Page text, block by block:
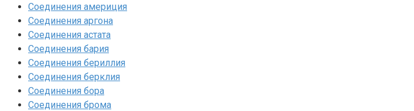
Соединения америция‎
Соединения аргона‎
Соединения астата‎
Соединения бария
Соединения бериллия‎
Соединения берклия
Соединения бора‎
Соединения брома‎